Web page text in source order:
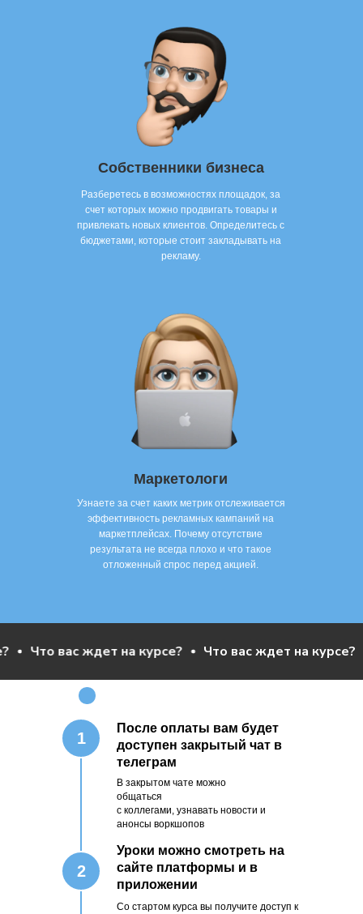
Разберетесь в возможностях площадок, за
счет которых можно продвигать товары и
привлекать новых клиентов. Определитесь с
бюджетами, которые стоит закладывать на
рекламу.
Собственники бизнеса
Маркетологи
Узнаете за счет каких метрик отслеживается
эффективность рекламных кампаний на
маркетплейсах. Почему отсутствие
результата не всегда плохо и что такое
отложенный спрос перед акцией.
вас ждет на курсе? Что вас ждет на курсе?
Уроки можно смотреть на
сайте платформы и в
приложении
Со стартом курса вы получите доступ к
В закрытом чате можно
общаться
с коллегами, узнавать новости и
анонсы воркшопов
После оплаты вам будет
доступен закрытый чат в
телеграм
1
2